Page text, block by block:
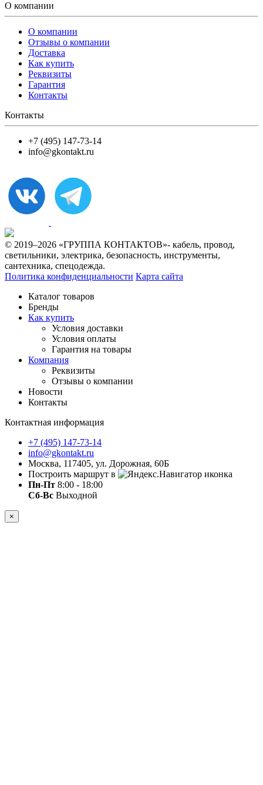
О компании
О компании
Отзывы о компании
Доставка
Как купить
Реквизиты
Гарантия
Контакты
Контакты
+7 (495) 147-73-14
info@gkontakt.ru
© 2019–2026 «ГРУППА КОНТАКТОВ»- кабель, провод,
светильники, электрика, безопасность, инструменты,
сантехника, спецодежда.
Политика конфиденциальности Карта сайта
Каталог товаров
Бренды
Как купить
Условия доставки
Условия оплаты
Гарантия на товары
Компания
Реквизиты
Отзывы о компании
Новости
Контакты
Контактная информация
+7 (495) 147-73-14
info@gkontakt.ru
Москва, 117405, ул. Дорожная, 60Б
Построить маршрут в
Пн-Пт 8:00 - 18:00
Сб-Вс Выходной
×